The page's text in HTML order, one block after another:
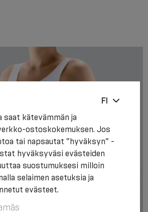
FI
saat kätevämmän ja
ostoskokemuksen. Jos
tai napsautat ”hyväksyn” -
hyväksyväsi evästeiden
suostumuksesi milloin
selaimen asetuksia ja
evästeet.